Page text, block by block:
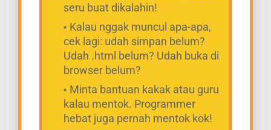
seru buat dikalahin!
Kalau nggak muncul apa-apa,
cek lagi: udah simpan belum?
Udah .html belum? Udah buka di
browser belum?
Minta bantuan kakak atau guru
kalau mentok. Programmer
hebat juga pernah mentok kok!